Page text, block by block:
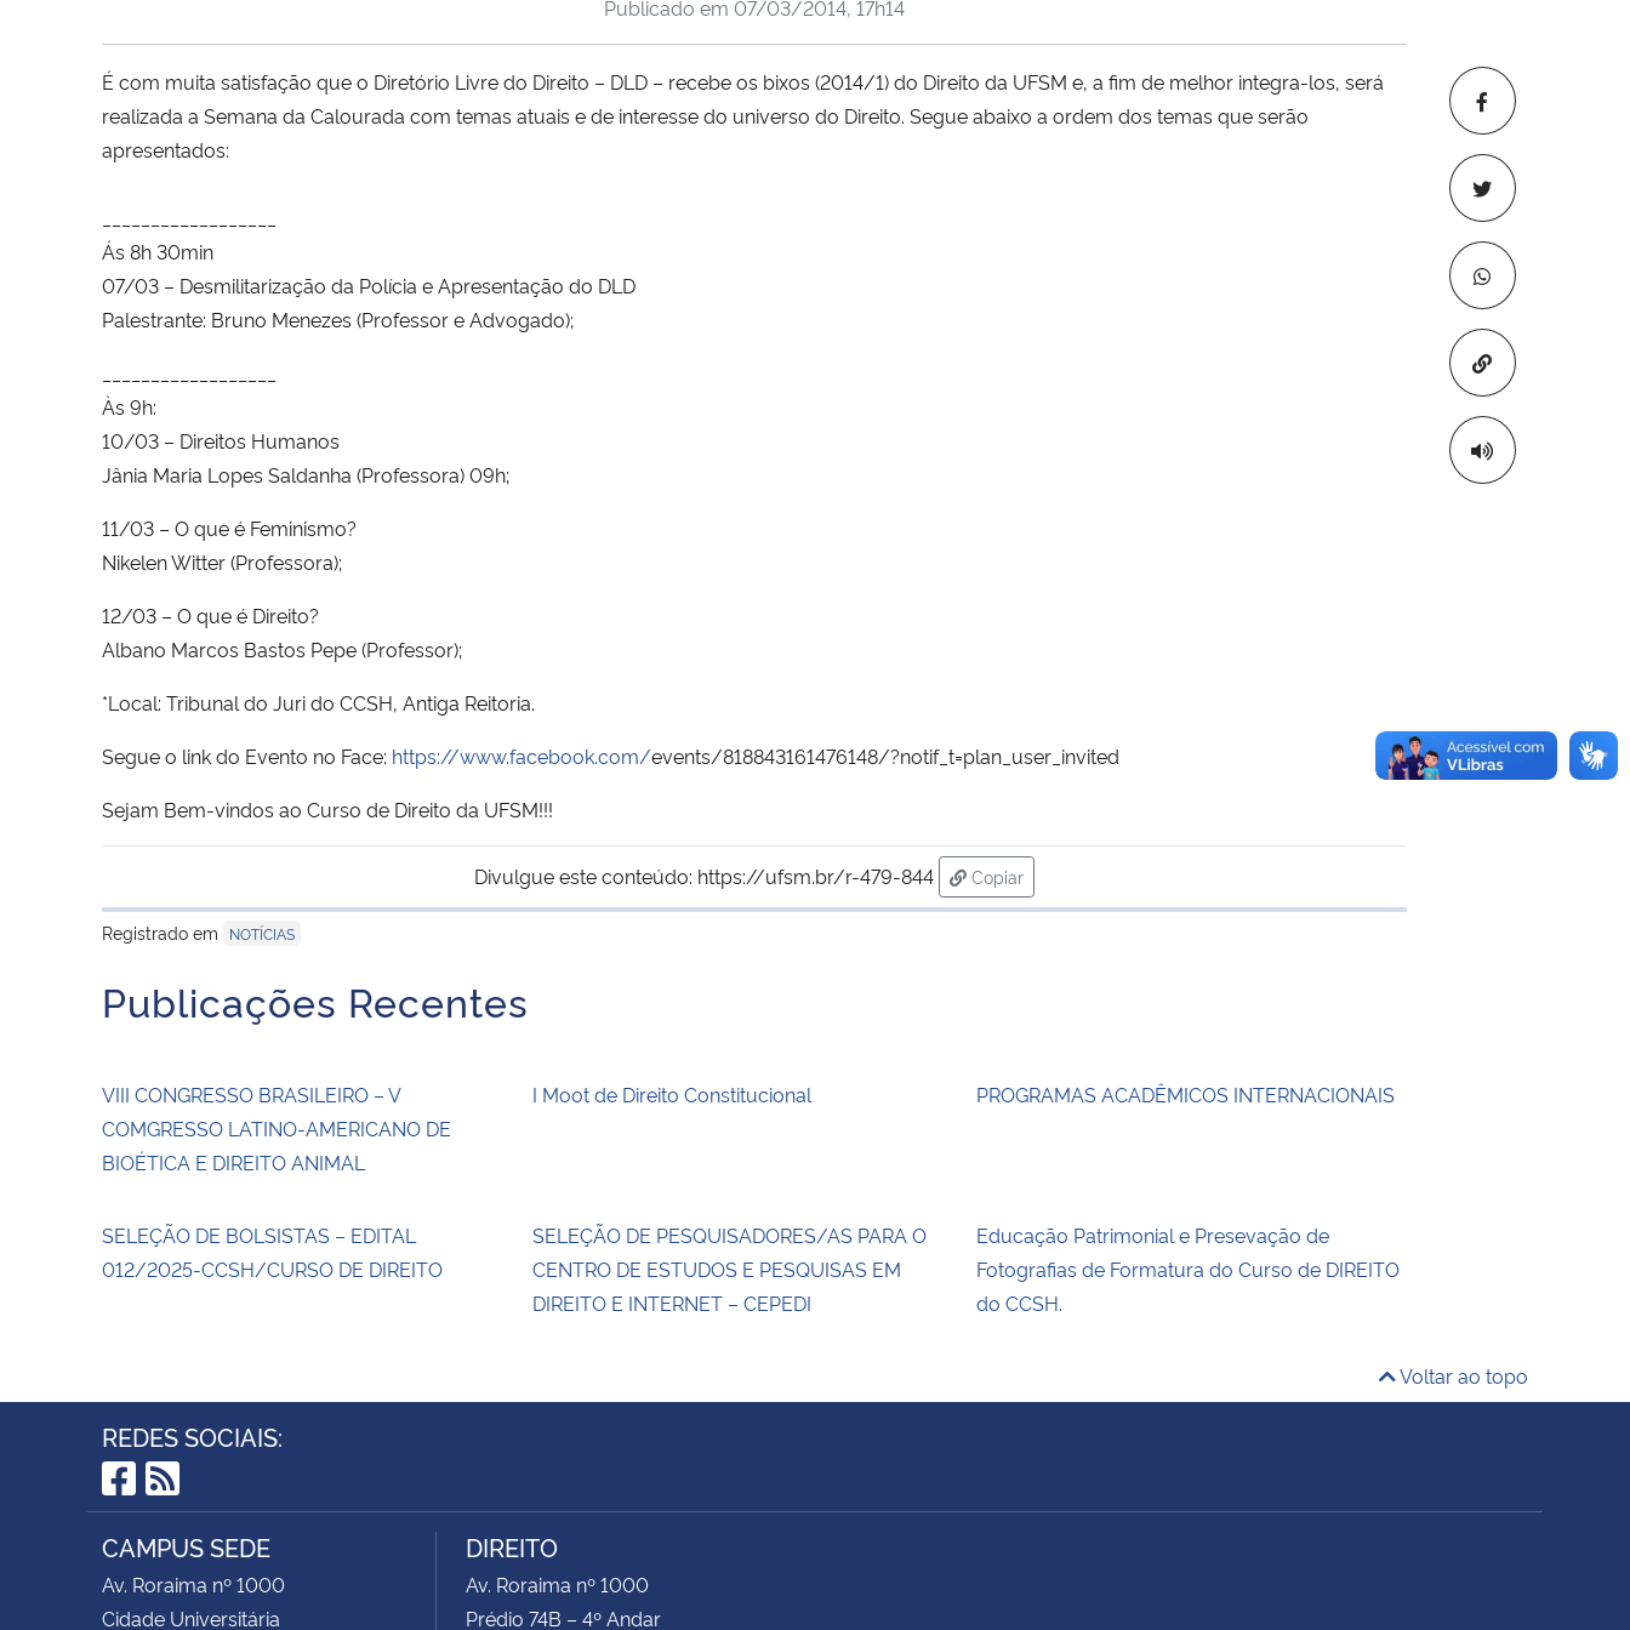
Copiar para
Publicado em 07/03/2014, 17h14
É com muita satisfação que o Diretório Livre do Direito – DLD – recebe os bixos (2014/1) do Direito da UFSM e, a fim de melhor integra-los, será
realizada a Semana da Calourada com temas atuais e de interesse do universo do Direito. Segue abaixo a ordem dos temas que serão
apresentados:
Ás 8h 30min
07/03 – Desmilitarização da Polícia e Apresentação do DLD
Palestrante: Bruno Menezes (Professor e Advogado);
Às 9h:
10/03 – Direitos Humanos
Jânia Maria Lopes Saldanha (Professora) 09h;
11/03 – O que é Feminismo?
Nikelen Witter (Professora);
12/03 – O que é Direito?
Albano Marcos Bastos Pepe (Professor);
*Local: Tribunal do Juri do CCSH, Antiga Reitoria.
Segue o link do Evento no Face: https://www.facebook.com/events/818843161476148/?notif_t=plan_user_invited
Sejam Bem-vindos ao Curso de Direito da UFSM!!!
Divulgue este conteúdo: https://ufsm.br/r-479-844
Copiar
para área de transferência
Registrado em
NOTÍCIAS
Publicações Recentes
VIII CONGRESSO BRASILEIRO – V
COMGRESSO LATINO-AMERICANO DE
BIOÉTICA E DIREITO ANIMAL
I Moot de Direito Constitucional PROGRAMAS ACADÊMICOS INTERNACIONAIS
SELEÇÃO DE BOLSISTAS – EDITAL
012/2025-CCSH/CURSO DE DIREITO
SELEÇÃO DE PESQUISADORES/AS PARA O
CENTRO DE ESTUDOS E PESQUISAS EM
DIREITO E INTERNET – CEPEDI
Educação Patrimonial e Presevação de
Fotografias de Formatura do Curso de DIREITO
do CCSH.
Voltar ao topo
REDES SOCIAIS:
Facebook
RSS
CAMPUS SEDE
Av. Roraima nº 1000
Cidade Universitária
DIREITO
Av. Roraima nº 1000
Prédio 74B – 4º Andar